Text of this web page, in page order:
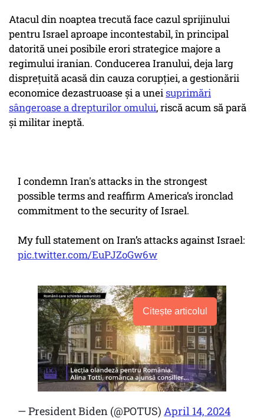
Atacul din noaptea trecută face cazul sprijinului
pentru Israel aproape incontestabil, în principal
datorită unei posibile erori strategice majore a
regimului iranian. Conducerea Iranului, deja larg
disprețuită acasă din cauza corupției, a gestionării
economice dezastruoase și a uneisuprimări
sângeroase a drepturilor omului, riscă acum să pară
și militar ineptă.
I condemn Iran's attacks in the strongest
possible terms and reaffirm America’s ironclad
commitment to the security of Israel.
My full statement on Iran’s attacks against Israel:
pic.twitter.com/EuPJZoGw6w
Citește articolul
— President Biden (@POTUS) April 14, 2024